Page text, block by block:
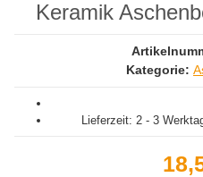
Keramik
Kategorie:
Lieferzeit: 2 - 3